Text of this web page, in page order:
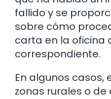
fallido y se
sobre cómo
carta en la oficina
correspondiente.
En algunos
zonas rurales o de